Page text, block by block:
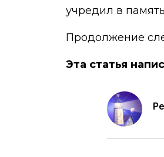
учредил в
Продолжение
Эта статья